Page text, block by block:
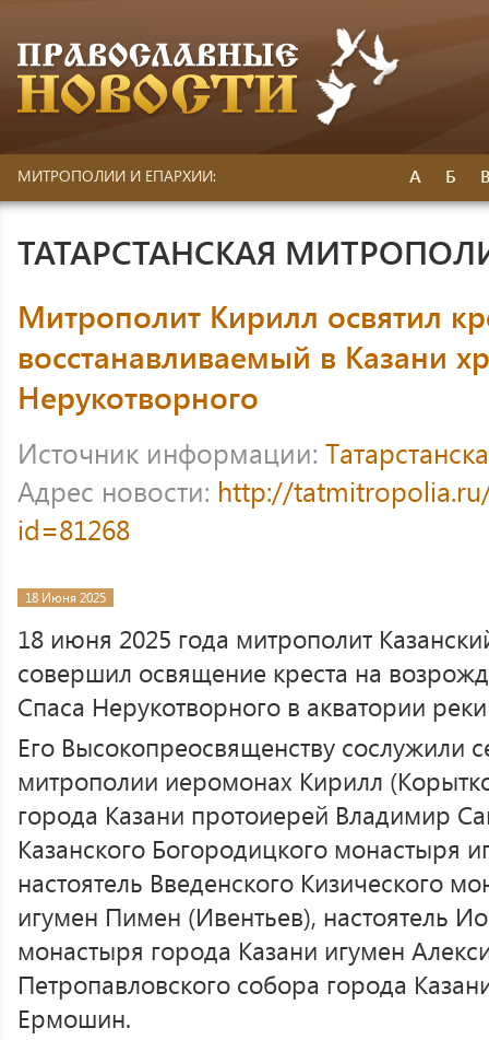
МИТРОПОЛИИ И ЕПАРХИИ: А Б
ТАТАРСТАНСКАЯ
Митрополит Кирилл освятил
восстанавливаемый в Казани
Нерукотворного
Источник информации:
Адрес новости: http://
id=81268
18 Июня 2025
18 июня 2025 года митрополит
совершил освящение креста на
Спаса Нерукотворного в акватории
Его Высокопреосвященству сослужили
митрополии иеромонах Кирилл
города Казани протоиерей Владимир
Казанского Богородицкого монастыря
настоятель Введенского Кизического
игумен Пимен (Ивентьев), настоятель
монастыря города Казани игумен
Петропавловского собора города
Ермошин.